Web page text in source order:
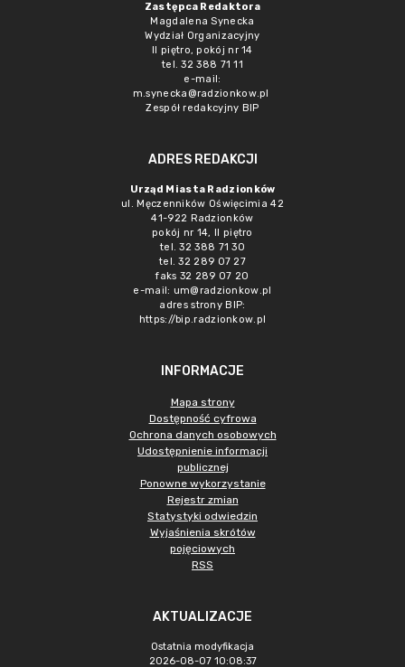
Zastępca Redaktora
Magdalena Synecka
Wydział Organizacyjny
II piętro, pokój nr 14
tel. 32 388 71 11
e-mail:
m.synecka@radzionkow.pl
Zespół redakcyjny BIP
ADRES REDAKCJI
Urząd Miasta Radzionków
ul. Męczenników Oświęcimia 42
41-922 Radzionków
pokój nr 14, II piętro
tel. 32 388 71 30
tel. 32 289 07 27
faks 32 289 07 20
e-mail: um@radzionkow.pl
adres strony BIP:
https://bip.radzionkow.pl
INFORMACJE
Mapa strony
Dostępność cyfrowa
Ochrona danych osobowych
Udostępnienie informacji
publicznej
Ponowne wykorzystanie
Rejestr zmian
Statystyki odwiedzin
Wyjaśnienia skrótów
pojęciowych
RSS
AKTUALIZACJE
Ostatnia modyfikacja
2026-08-07 10:08:37